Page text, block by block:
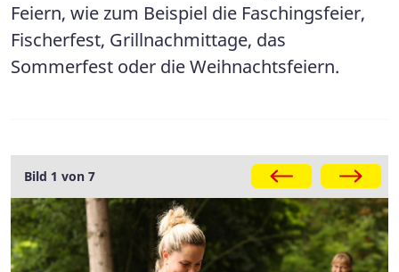
Feiern, wie zum Beispiel die Faschingsfeier,
Fischerfest, Grillnachmittage, das
Sommerfest oder die Weihnachtsfeiern.
Galerie
Bild 1 von 7